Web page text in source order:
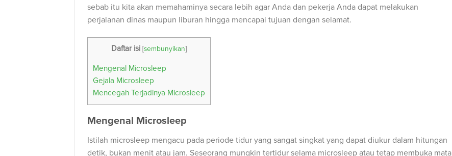
sebab itu kita akan memahaminya secara lebih agar Anda dan pekerja Anda dapat melakukan
perjalanan dinas maupun liburan hingga mencapai tujuan dengan selamat.
Daftar isi [sembunyikan]
Mengenal Microsleep
Gejala Microsleep
Mencegah Terjadinya Microsleep
Mengenal Microsleep
Istilah microsleep mengacu pada periode tidur yang sangat singkat yang dapat diukur dalam hitungan
detik, bukan menit atau jam. Seseorang mungkin tertidur selama microsleep atau tetap membuka mata